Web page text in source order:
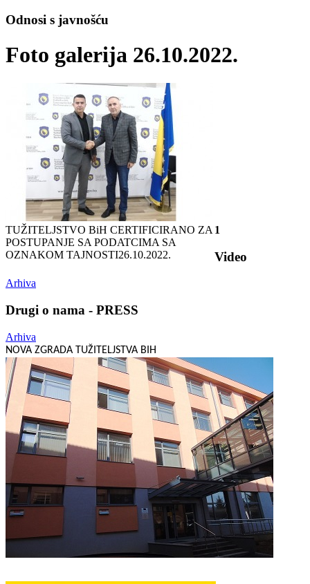
Odnosi s javnošću
Foto galerija 26.10.2022.
TUŽITELJSTVO BiH CERTIFICIRANO ZA
POSTUPANJE SA PODATCIMA SA
OZNAKOM TAJNOSTI26.10.2022.
1
Video
Arhiva
Drugi o nama - PRESS
Arhiva
NOVA ZGRADA TUŽITELJSTVA BIH